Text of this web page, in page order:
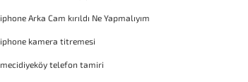
iphone Arka Cam kırıldı Ne Yapmalıyım
iphone kamera titremesi
mecidiyeköy telefon tamiri